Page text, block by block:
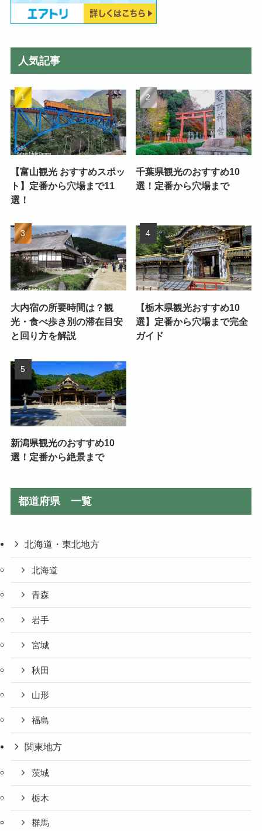
人気記事
【富山観光 おすすめスポッ
ト】定番から穴場まで11
選！
千葉県観光のおすすめ10
選！定番から穴場まで
大内宿の所要時間は？観
光・食べ歩き別の滞在目安
と回り方を解説
【栃木県観光おすすめ10
選】定番から穴場まで完全
ガイド
新潟県観光のおすすめ10
選！定番から絶景まで
都道府県 一覧
北海道・東北地方
北海道
青森
岩手
宮城
秋田
山形
福島
関東地方
茨城
栃木
群馬